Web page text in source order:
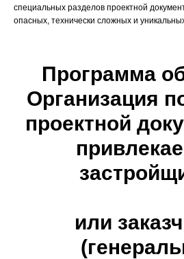
специальных разделов проектной
опасных, технически сложных и
Программа
Организация
проектной
или